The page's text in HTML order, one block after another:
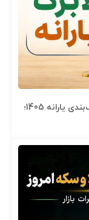
استعلام کالابرگ الکترونیکی و وضعیت دهک‌بندی یارانه 1405؛